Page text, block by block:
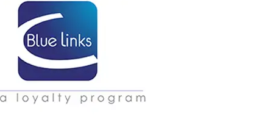
Portugal
Romania
métiers
de recrutement
personnel
étudiant
Privilèges Blue links
S'inscrire